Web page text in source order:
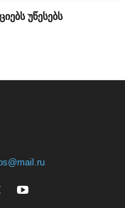
უწესებს